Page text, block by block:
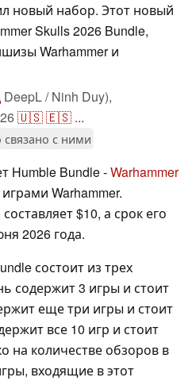
новый набор. Этот новый
Skulls 2026 Bundle,
Warhammer и
DeepL / Ninh Duy),
🇺🇸🇪🇸 ...
связано с ними
Humble Bundle -Warhammer
играми Warhammer.
$10, а срок его
2026 года.
состоит из трех
содержит 3 игры и стоит
еще три игры и стоит
все 10 игр и стоит
на количестве обзоров в
входящие в этот